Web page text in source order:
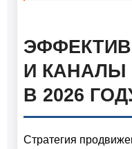
И КАНАЛЫ
В 2026
Стратегия